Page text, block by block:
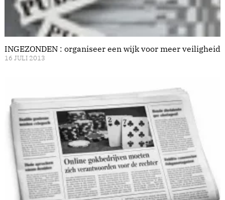
INGEZONDEN : organiseer een wijk voor meer veiligheid
16 JULI 2013